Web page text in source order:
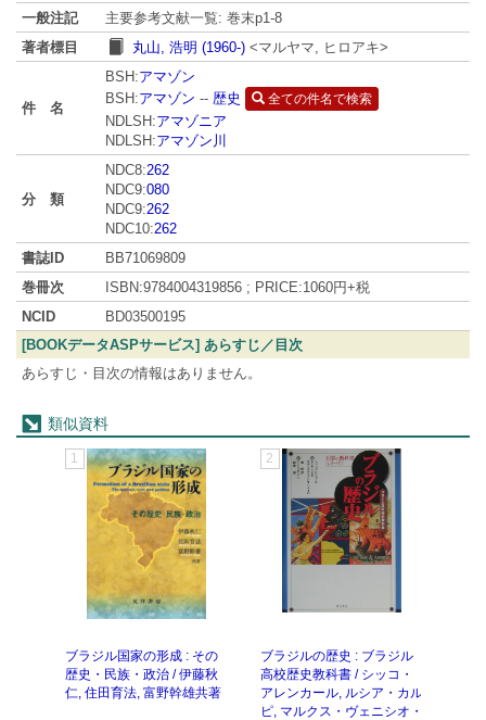
一般注記
主要参考文献一覧: 巻末p1-8
著者標目
丸山, 浩明 (1960-) <マルヤマ, ヒロアキ>
件 名
BSH:アマゾン
BSH:アマゾン -- 歴史 全ての件名で検索
NDLSH:アマゾニア
NDLSH:アマゾン川
分 類
NDC8:262
NDC9:080
NDC9:262
NDC10:262
書誌ID
BB71069809
巻冊次
ISBN:9784004319856 ; PRICE:1060円+税
NCID
BD03500195
[BOOKデータASPサービス] あらすじ／目次
あらすじ・目次の情報はありません。
類似資料
1
ブラジル国家の形成 : その
歴史・民族・政治 / 伊藤秋
仁, 住田育法, 富野幹雄共著
2
ブラジルの歴史 : ブラジル
高校歴史教科書 / シッコ・
アレンカール, ルシア・カル
ピ, マルクス・ヴェニシオ・